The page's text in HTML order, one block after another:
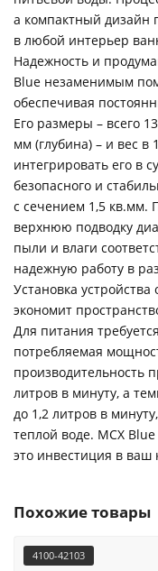
а компактный дизайн
в любой интерьер
Надежность и
Blue незаменимым
обеспечивая
Его размеры – всего
мм (глубина) – и вес в
интегрировать его в
безопасного и
с сечением 1,5 кв.мм.
верхнюю подводку
пыли и влаги
надежную работу в
Установка устройства
экономит
Для питания
потребляемая
производительность
литров в минуту, а
до 1,2 литров в
теплой воде. MCX
это инвестиция в ваш
Похожие товары
4100-42103